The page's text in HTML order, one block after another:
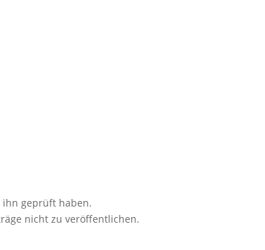
ihn geprüft haben.
nicht zu veröffentlichen.